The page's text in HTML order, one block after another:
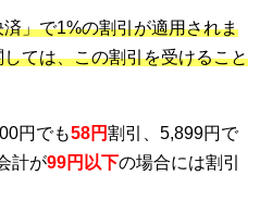
」で1%の割引が適用されま
ては、この割引を受けること
円でも58円割引、5,899円で
計が99円以下の場合には割引